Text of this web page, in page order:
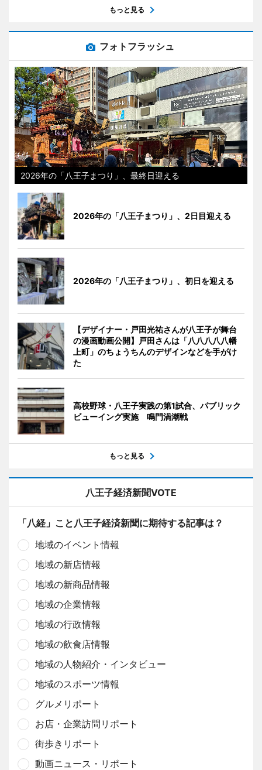
もっと見る
フォトフラッシュ
2026年の「八王子まつり」、最終日迎える
2026年の「八王子まつり」、2日目迎える
2026年の「八王子まつり」、初日を迎える
【デザイナー・戸田光祐さんが八王子が舞台
の漫画動画公開】戸田さんは「八八八八八幡
上町」のちょうちんのデザインなどを手がけ
た
高校野球・八王子実践の第1試合、パブリック
ビューイング実施 鳴門渦潮戦
もっと見る
八王子経済新聞VOTE
「八経」こと八王子経済新聞に期待する記事は？
地域のイベント情報
地域の新店情報
地域の新商品情報
地域の企業情報
地域の行政情報
地域の飲食店情報
地域の人物紹介・インタビュー
地域のスポーツ情報
グルメリポート
お店・企業訪問リポート
街歩きリポート
動画ニュース・リポート